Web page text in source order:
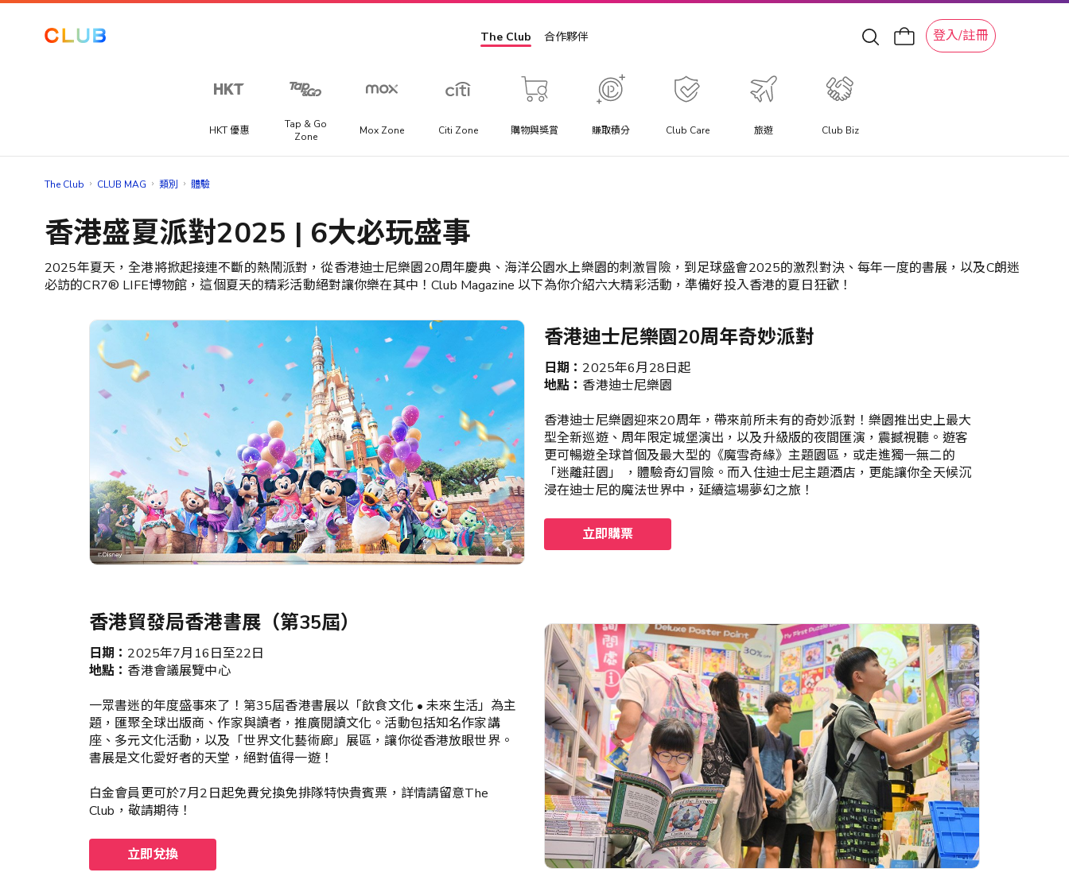
讓我們
從以下選
選擇三個
提升你在
The Club
的體驗。​
你可以隨
>「修改個
人資料」
>「喜好設
定」中更
新你的喜
設定。
最少選擇3個
The Club 合作夥伴
HKT 優惠
Tap & Go
Zone
Mox Zone Citi Zone 購物與獎賞
Club 積分專區
獎賞
推廣優惠
手機、電腦及潮物
電玩及電競
家電及家品
親子及寵物
餐飲及體驗
美酒、餐飲及禮券​
健康與運動
美容及個人護理​
戶外及旅行
中小企專區
賺取積分 Club Care 旅遊
海外賽事套票
程式、足球聯賽或馬拉松門票。
惠。
宅渡假
提供宅度假優惠，每間酒店都各有特色，包括精緻晚餐、自助
Club Biz
登入/註冊
The Club CLUB MAG 類別 體驗
香港盛夏派對2025 | 6大必玩盛事
2025年夏天，全港將掀起接連不斷的熱鬧派對，從香港迪士尼樂園20周年慶典、海洋公園水上樂園的刺激冒險，到足球盛會2025的激烈對決、每年一度的書展，以及C朗迷
必訪的CR7® LIFE博物館，這個夏天的精彩活動絕對讓你樂在其中！Club Magazine 以下為你介紹六大精彩活動，準備好投入香港的夏日狂歡！
香港迪士尼樂園20周年奇妙派對
日期： 2025年6月28日起
地點： 香港迪士尼樂園
香港迪士尼樂園迎來20周年，帶來前所未有的奇妙派對！樂園推出史上最大
型全新巡遊、周年限定城堡演出，以及升級版的夜間匯演，震撼視聽。遊客
更可暢遊全球首個及最大型的《魔雪奇緣》主題園區，或走進獨一無二的
「迷離莊園」 ，體驗奇幻冒險。而入住迪士尼主題酒店，更能讓你全天候沉
浸在迪士尼的魔法世界中，延續這場夢幻之旅！
立即購票
香港貿發局香港書展（第35屆）
日期： 2025年7月16日至22日
地點： 香港會議展覽中心
一眾書迷的年度盛事來了！第35屆香港書展以「飲食文化 • 未來生活」為主
題，匯聚全球出版商、作家與讀者，推廣閱讀文化。活動包括知名作家講
座、多元文化活動，以及「世界文化藝術廊」展區，讓你從香港放眼世界。
書展是文化愛好者的天堂，絕對值得一遊！
白金會員更可於7月2日起免費兌換免排隊特快貴賓票，詳情請留意The
Club，敬請期待！
立即兌換